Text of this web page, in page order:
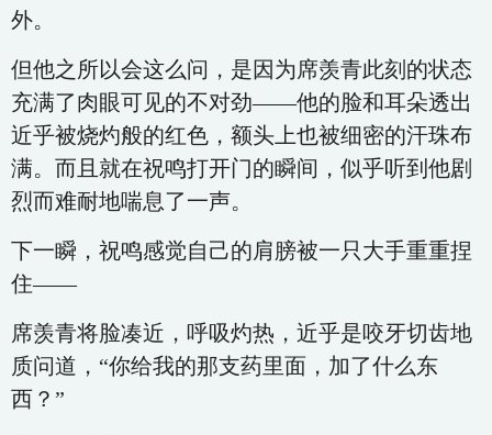
外。
但他之所以会这么问，是因为席羡青此刻的状态
充满了肉眼可见的不对劲——他的脸和耳朵透出
近乎被烧灼般的红色，额头上也被细密的汗珠布
满。而且就在祝鸣打开门的瞬间，似乎听到他剧
烈而难耐地喘息了一声。
下一瞬，祝鸣感觉自己的肩膀被一只大手重重捏
住——
席羡青将脸凑近，呼吸灼热，近乎是咬牙切齿地
质问道，“你给我的那支药里面，加了什么东
西？”